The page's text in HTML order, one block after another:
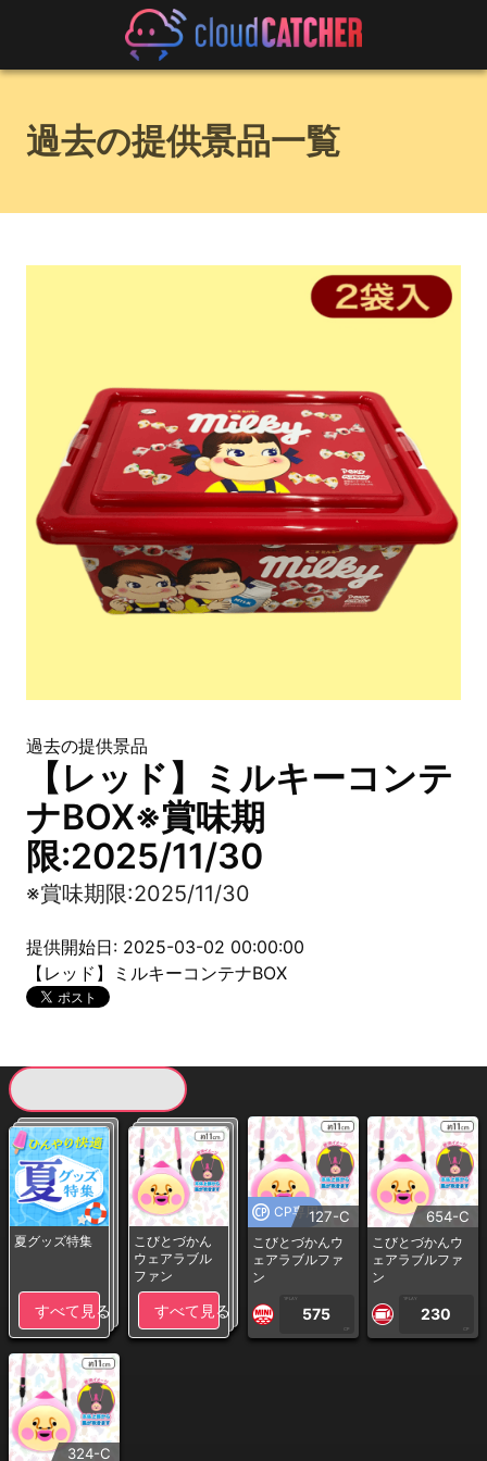
過去の提供景品一覧
過去の提供景品
【レッド】ミルキーコンテ
ナBOX※賞味期
限:2025/11/30
※賞味期限:2025/11/30
提供開始日: 2025-03-02 00:00:00
【レッド】ミルキーコンテナBOX
夏グッズ特集
すべて見る
こびとづかん
ウェアラブル
ファン
すべて見る
CP専用127-C
こびとづかんウ
ェアラブルファ
ン
1PLAY
575
CP
654-C
こびとづかんウ
ェアラブルファ
ン
1PLAY
230
CP
324-C